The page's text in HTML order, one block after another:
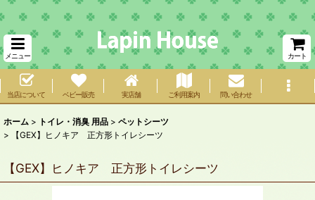
メニュー カート
当店について ベビー販売 実店舗 ご利用案内 問い合わせ
ホーム > トイレ・消臭 用品 > ペットシーツ
>
【GEX】ヒノキア 正方形トイレシーツ
【GEX】ヒノキア 正方形トイレシーツ